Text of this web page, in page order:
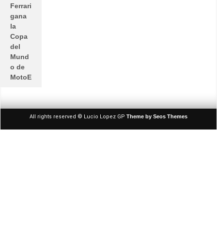
Ferrari
gana
la
Copa
del
Mund
o de
MotoE
All rights reserved © Lucio Lopez GP Theme by Seos Themes